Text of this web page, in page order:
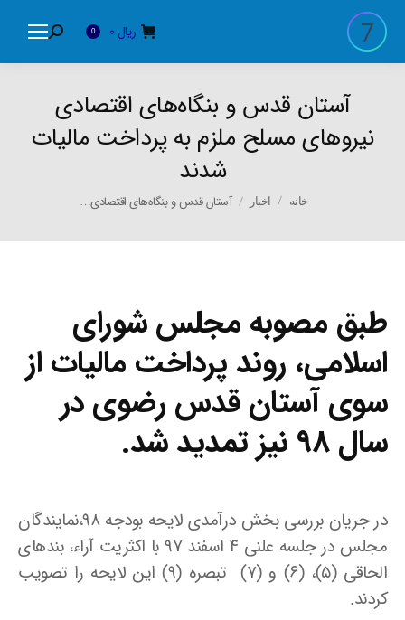
ریال 0
Search:
آستان قدس و بنگاه‌های اقتصادی
نیروهای مسلح ملزم به پرداخت مالیات
شدند
You are here:
خانه اخبار آستان قدس و بنگاه‌های اقتصادی…
طبق مصوبه مجلس شورای
اسلامی، روند پرداخت مالیات از
سوی آستان قدس رضوی در
سال ۹۸ نیز تمدید شد.
در جریان بررسی بخش درآمدی لایحه بودجه ۹۸،نمایندگان
مجلس در جلسه علنی ۴ اسفند ۹۷ با اکثریت آراء، بندهای
الحاقی (۵)، (۶) و (۷) تبصره (۹) این لایحه را تصویب
کردند.